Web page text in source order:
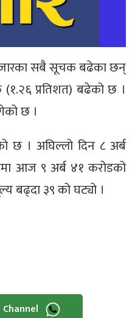
सबै सूचक बढेका छन्
प्रतिशत) बढेको छ ।
छ ।
छ । अघिल्लो दिन ८ अर्ब
आज ९ अर्ब ४१ करोडको
बढ्दा ३९ को घट्यो ।